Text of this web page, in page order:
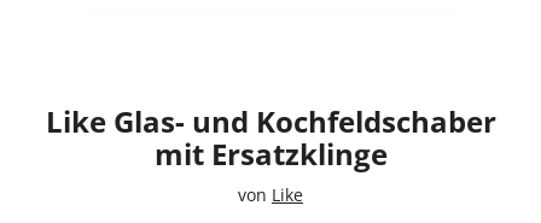
Like Glas- und Kochfeldschaber
mit Ersatzklinge
von Like